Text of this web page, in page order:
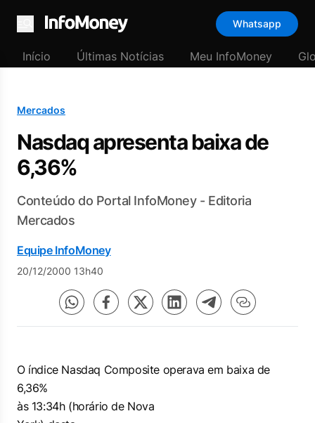
Menu
Whatsapp
Início Últimas Notícias Meu InfoMoney
Mercados
Nasdaq apresenta baixa de
6,36%
Conteúdo do Portal InfoMoney - Editoria
Mercados
Equipe InfoMoney
20/12/2000 13h40
O índice Nasdaq Composite operava em baixa de
6,36%
às 13:34h (horário de Nova